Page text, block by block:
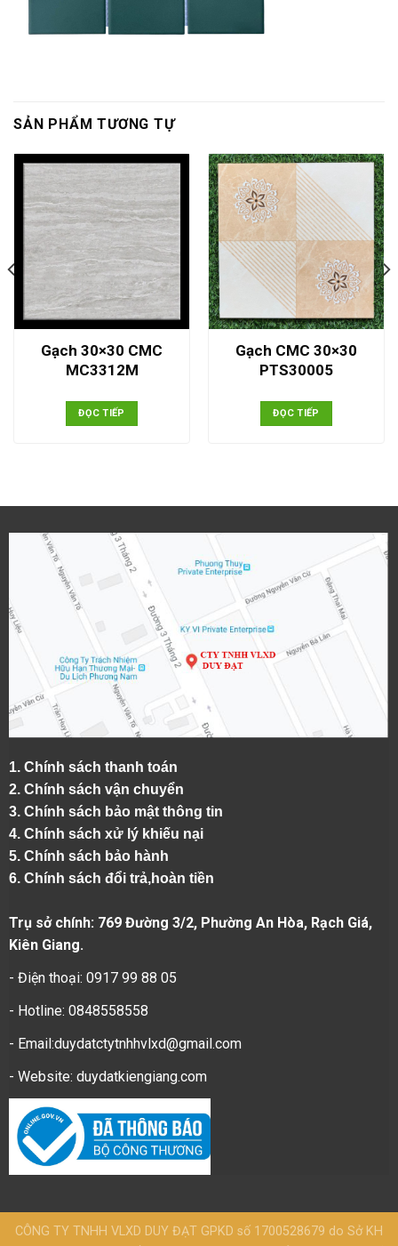
SẢN PHẨM TƯƠNG TỰ
Gạch 30×30 CMC
MC3312M
ĐỌC TIẾP
Gạch CMC 30×30
PTS30005
ĐỌC TIẾP
1. Chính sách thanh toán
2. Chính sách vận chuyển
3. Chính sách bảo mật thông tin
4. Chính sách xử lý khiếu nại
5. Chính sách bảo hành
6. Chính sách đổi trả,hoàn tiền
Trụ sở chính: 769 Đường 3/2, Phường An Hòa, Rạch Giá,
Kiên Giang.
- Điện thoại: 0917 99 88 05
- Hotline: 0848558558
- Email:duydatctytnhhvlxd@gmail.com
- Website: duydatkiengiang.com
CÔNG TY TNHH VLXD DUY ĐẠT GPKD số 1700528679 do Sở KH